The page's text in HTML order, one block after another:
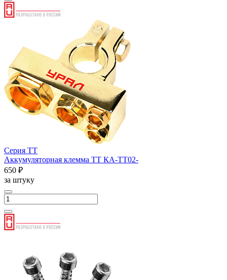
Серия ТТ
Аккумуляторная клемма ТТ КА-ТТ02-
650 ₽
за штуку